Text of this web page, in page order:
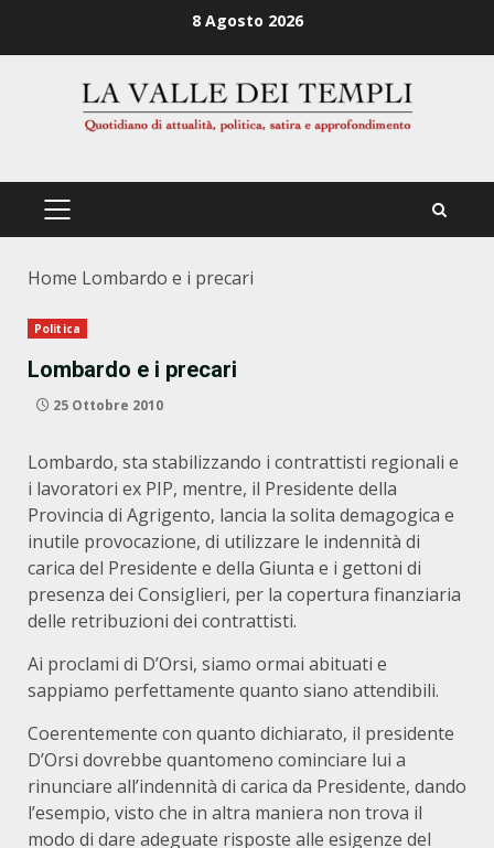
8 Agosto 2026
PRIMÄRES
Home Lombardo e i precari
Politica
Lombardo e i precari
25 Ottobre 2010
Lombardo, sta stabilizzando i contrattisti regionali e
i lavoratori ex PIP, mentre, il Presidente della
Provincia di Agrigento, lancia la solita demagogica e
inutile provocazione, di utilizzare le indennità di
carica del Presidente e della Giunta e i gettoni di
presenza dei Consiglieri, per la copertura finanziaria
delle retribuzioni dei contrattisti.
Ai proclami di D’Orsi, siamo ormai abituati e
sappiamo perfettamente quanto siano attendibili.
Coerentemente con quanto dichiarato, il presidente
D’Orsi dovrebbe quantomeno cominciare lui a
rinunciare all’indennità di carica da Presidente, dando
l’esempio, visto che in altra maniera non trova il
modo di dare adeguate risposte alle esigenze del